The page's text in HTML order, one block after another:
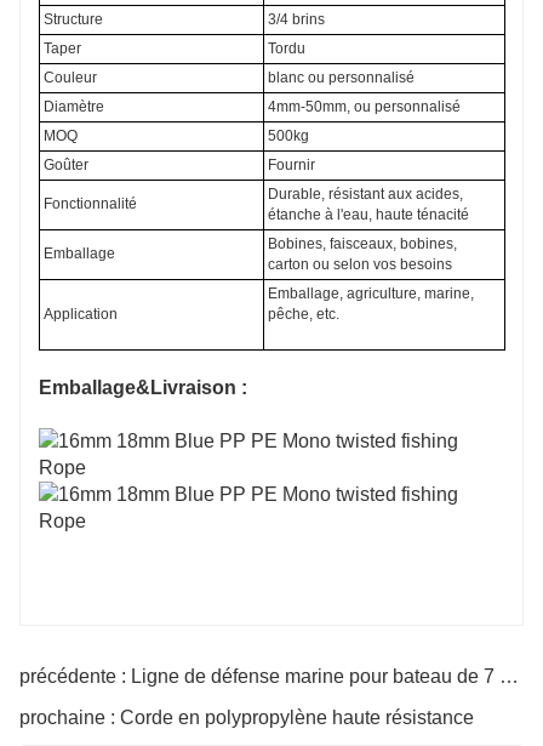
Structure
3/4 brins
Taper
Tordu
Couleur
blanc ou personnalisé
Diamètre
4mm-50mm, ou personnalisé
MOQ
500kg
Goûter
Fournir
Fonctionnalité
Durable, résistant aux acides,
étanche à l'eau, haute ténacité
Emballage
Bobines, faisceaux, bobines,
carton ou selon vos besoins
Application
Emballage, agriculture, marine,
pêche, etc.
Emballage&Livraison :
précédente : Ligne de défense marine pour bateau de 7 pieds
prochaine : Corde en polypropylène haute résistance